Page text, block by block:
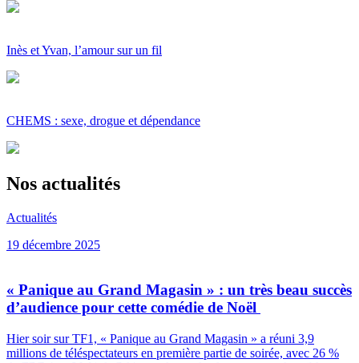
Inès et Yvan, l’amour sur un fil
CHEMS : sexe, drogue et dépendance
Nos actualités
Actualités
19 décembre 2025
« Panique au Grand Magasin » : un très beau succès
d’audience pour cette comédie de Noël
Hier soir sur TF1, « Panique au Grand Magasin » a réuni 3,9
millions de téléspectateurs en première partie de soirée, avec 26 %